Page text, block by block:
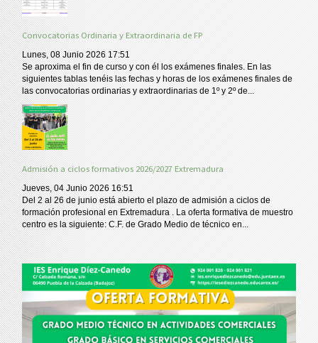
Convocatorias Ordinaria y Extraordinaria de FP
Lunes, 08 Junio 2026 17:51
Se aproxima el fin de curso y con él los exámenes finales. En las
siguientes tablas tenéis las fechas y horas de los exámenes finales de
las convocatorias ordinarias y extraordinarias de 1º y 2º de...
Admisión a ciclos formativos 2026/2027 Extremadura
Jueves, 04 Junio 2026 16:51
Del 2 al 26 de junio está abierto el plazo de admisión a ciclos de
formación profesional en Extremadura . La oferta formativa de muestro
centro es la siguiente: C.F. de Grado Medio de técnico en...